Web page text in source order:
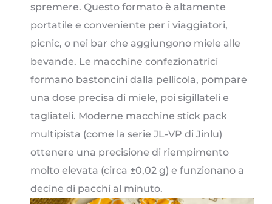
spremere. Questo formato è altamente
portatile e conveniente per i viaggiatori,
picnic, o nei bar che aggiungono miele alle
bevande. Le macchine confezionatrici
formano bastoncini dalla pellicola, pompare
una dose precisa di miele, poi sigillateli e
tagliateli. Moderne macchine stick pack
multipista (come la serie JL-VP di Jinlu)
ottenere una precisione di riempimento
molto elevata (circa ±0,02 g) e funzionano a
decine di pacchi al minuto.